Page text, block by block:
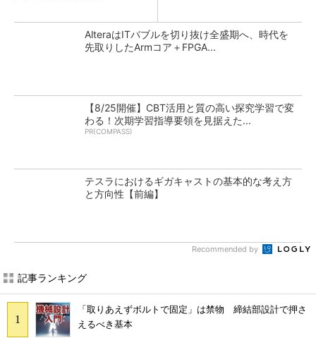
AlteraはITバブルを切り抜け全盛期へ、時代を
先取りしたArmコア＋FPGA...
【8/25開催】CBT活用と質の高い探究学習で変
わる！次期学習指導要領を見据えた...
PR(COMPASS)
テスラにおけるギガキャストの基本的な考え方
と方向性【前編】
Recommended by
記事ランキング
「取りあえずボルトで固定」は禁物 締結部設計で押さ
えるべき基本